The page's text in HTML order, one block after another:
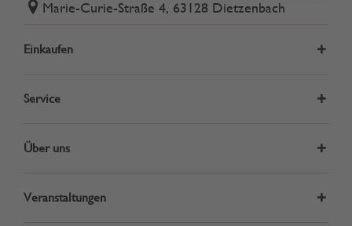
Marie-Curie-Straße 4, 63128 Dietzenbach
Einkaufen
Service
Über uns
Veranstaltungen